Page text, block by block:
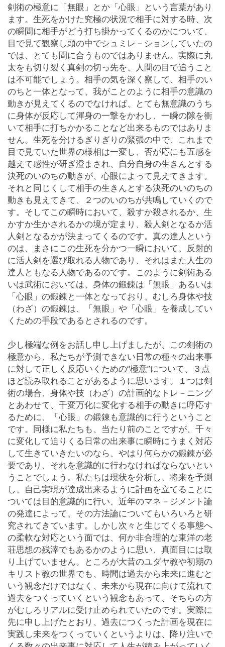
剣術の極意に「無眼」とか「心眼」という言葉があり
ます。生死をかけた究極の状況で相手に対する時、次
の瞬間に相手がどう打ち掛かってくるのかについて、
目で見て観察し頭の中でシュミレ－ションしていたの
では、とても間に合うものではありません。実際に丸
太をも切り裂く真剣の切っ先を、人間の目で追うこと
は不可能でしょう。相手の気を深く察して、相手のい
のちと一体となって、我がことのように相手の意識の
動きが見えてくるのでなければ、とても無意識のうち
に身体が反応して渾身の一撃をかわし、一瞬の隙を衝
いて相手に打ちかかることなど出来るものではありま
せん。生死を分けるぎりぎりの緊張の中で、これまで
目で見ていた世界の様相は一変し、否が応にも五感を
越えて感性が研ぎ澄まされ、自分自身の生きんとする
決死のいのちの動きが、心眼によって見えてきます。
それと同じくして相手の生きんとする決死のいのちの
動きも見えてきて、２つのいのちが共鳴していくので
す。そしてこの瞬時において、殺すか殺されるか、生
かすか生かされるかの境が定まり、殺人剣となるか活
人剣となるかが決まってくるのです。真の達人という
のは、まさにこの生死を分かつ一瞬において、反射的
に活人剣を選び取れる人物であり、それはまた人生の
達人ともなる人物であるのです。このように剣術ある
いは武術においては、身体の鍛錬は「無眼」あるいは
「心眼」の鍛錬と一体となっており、むしろ身体や技
（わざ）の鍛錬は、「無眼」や「心眼」を養成してい
くための手段であるとされるのです。
少し極端な例をお話し申し上げましたが、この剣術の
極意から、私たちが予測できない日常の種々の出来事
に対して正しく反応いくための“極意”について、３点
ほど読み取れることがあるように思います。１つは剣
術の場合、身体や技（わざ）の計画的なトレ－ニング
とあわせて、千変万化に変化する相手の動きに呼応す
るために、「心眼」の鍛錬も意識的に行うということ
です。同様に私たちも、当たり前のことですが、千々
に変化して迫りくる日常の出来事に瞬時にうまく対応
して生きていきたいのなら、やはり何らかの鍛錬が必
要であり、それを意識的に行わなければならないとい
うことでしょう。私たちは現状を分析し、将来を予測
し、自己実現が達成出来るように計画を立てることに
ついては目的意識的に行い、近年のマネ－ジメント論
の発達によって、その方法論についてもいろいろと研
究されてきています。しかし次々と生じてくる事態へ
の柔軟な対応という面では、何か非合理的な東洋の老
荘思想の残滓でもあるかのように思い、真面目には取
り上げていません。ところが大昔のユダヤ教や初期の
キリスト教の世界でも、時間は過去から未来に進むと
いう観念だけではなく、未来から現在に向けて流れて
過去をつくっていくという観念もあって、そちらの方
がむしろリアルに受け止められていたのです。実際に
先に申し上げたとおり、過去につくった計画を現在に
実践し未来をつくっていくというよりは、降り注いで